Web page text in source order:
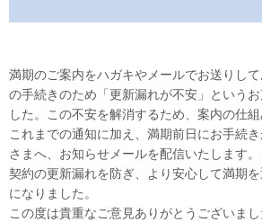
満期のご案内をハガキやメールでお送りし
の手続きのため「更新漏れが不安」という
した。この不安を解消するため、案内の仕組
これまでの通知に加え、満期前日にお手続
さまへ、お知らせメールを配信いたします
契約の更新漏れを防ぎ、より安心して満期
になりました。
この度は貴重なご意見ありがとうございまし